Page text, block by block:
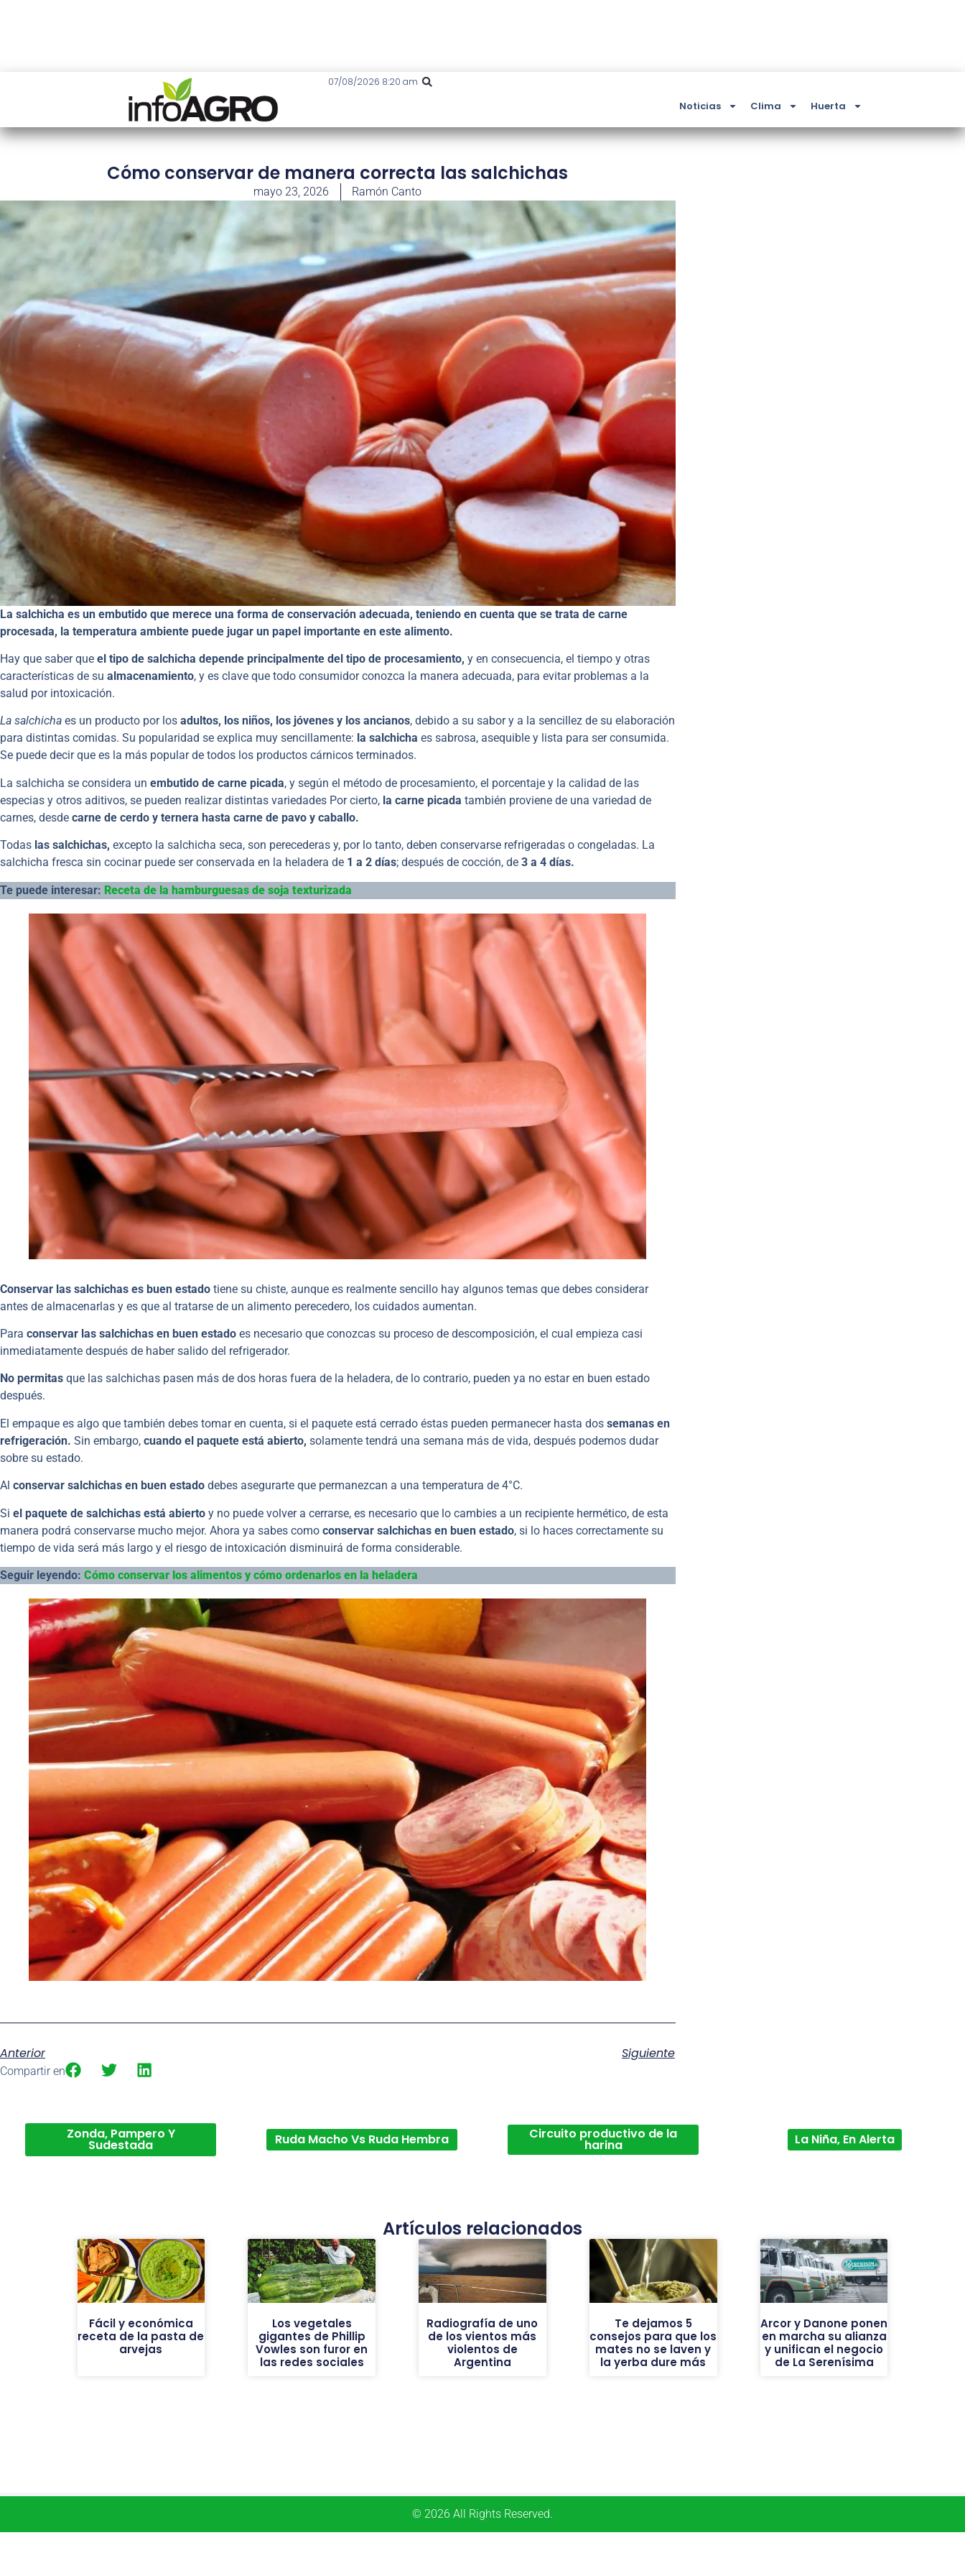
07/08/2026 8:20 am
Noticias Clima Huerta
Cómo conservar de manera correcta las salchichas
mayo 23, 2026 Ramón Canto
La salchicha es un embutido que merece una forma de conservación adecuada, teniendo en cuenta que se trata de carne
procesada, la temperatura ambiente puede jugar un papel importante en este alimento.
Hay que saber que el tipo de salchicha depende principalmente del tipo de procesamiento, y en consecuencia, el tiempo y otras
características de su almacenamiento, y es clave que todo consumidor conozca la manera adecuada, para evitar problemas a la
salud por intoxicación.
La salchicha es un producto por los adultos, los niños, los jóvenes y los ancianos, debido a su sabor y a la sencillez de su elaboración
para distintas comidas. Su popularidad se explica muy sencillamente: la salchicha es sabrosa, asequible y lista para ser consumida.
Se puede decir que es la más popular de todos los productos cárnicos terminados.
La salchicha se considera un embutido de carne picada, y según el método de procesamiento, el porcentaje y la calidad de las
especias y otros aditivos, se pueden realizar distintas variedades Por cierto, la carne picada también proviene de una variedad de
carnes, desde carne de cerdo y ternera hasta carne de pavo y caballo.
Todas las salchichas, excepto la salchicha seca, son perecederas y, por lo tanto, deben conservarse refrigeradas o congeladas. La
salchicha fresca sin cocinar puede ser conservada en la heladera de 1 a 2 días; después de cocción, de 3 a 4 días.
Te puede interesar: Receta de la hamburguesas de soja texturizada
Conservar las salchichas es buen estado tiene su chiste, aunque es realmente sencillo hay algunos temas que debes considerar
antes de almacenarlas y es que al tratarse de un alimento perecedero, los cuidados aumentan.
Para conservar las salchichas en buen estado es necesario que conozcas su proceso de descomposición, el cual empieza casi
inmediatamente después de haber salido del refrigerador.
No permitas que las salchichas pasen más de dos horas fuera de la heladera, de lo contrario, pueden ya no estar en buen estado
después.
El empaque es algo que también debes tomar en cuenta, si el paquete está cerrado éstas pueden permanecer hasta dos semanas en
refrigeración. Sin embargo, cuando el paquete está abierto, solamente tendrá una semana más de vida, después podemos dudar
sobre su estado.
Al conservar salchichas en buen estado debes asegurarte que permanezcan a una temperatura de 4°C.
Si el paquete de salchichas está abierto y no puede volver a cerrarse, es necesario que lo cambies a un recipiente hermético, de esta
manera podrá conservarse mucho mejor. Ahora ya sabes como conservar salchichas en buen estado, si lo haces correctamente su
tiempo de vida será más largo y el riesgo de intoxicación disminuirá de forma considerable.
Seguir leyendo: Cómo conservar los alimentos y cómo ordenarlos en la heladera
Anterior Siguiente
Compartir en
Zonda, Pampero Y
Sudestada Ruda Macho Vs Ruda Hembra Circuito productivo de la
harina La Niña, En Alerta
Artículos relacionados
Fácil y económica
receta de la pasta de
arvejas
Los vegetales
gigantes de Phillip
Vowles son furor en
las redes sociales
Radiografía de uno
de los vientos más
violentos de
Argentina
Te dejamos 5
consejos para que los
mates no se laven y
la yerba dure más
Arcor y Danone ponen
en marcha su alianza
y unifican el negocio
de La Serenísima
© 2026 All Rights Reserved.